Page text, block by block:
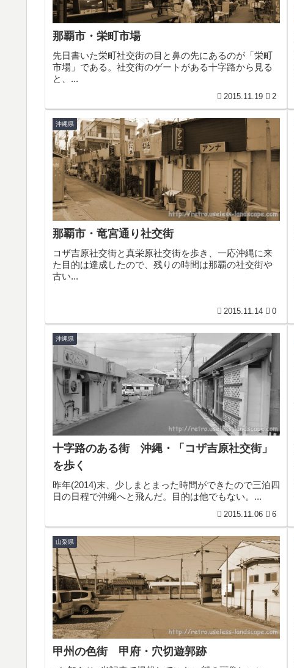
那覇市・栄町市場
先日書いた栄町社交街の目と鼻の先にあるのが「栄町
市場」である。社交街のゲートがある十字路から見る
と、...
2015.11.19 2
沖縄県
那覇市・竜宮通り社交街
コザ吉原社交街と真栄原社交街を歩き、一応沖縄に来
た目的は達成したので、残りの時間は那覇の社交街や
古い...
2015.11.14 0
沖縄県
十字路のある街 沖縄・「コザ吉原社交街」
を歩く
昨年(2014)末、少しまとまった時間ができたので三泊四
日の日程で沖縄へと飛んだ。目的は他でもない。...
2015.11.06 6
山梨県
甲州の色街 甲府・穴切遊郭跡